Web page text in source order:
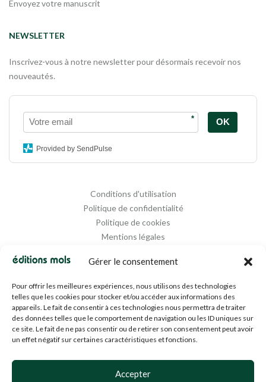
Gérer le consentement
Pour offrir les meilleures expériences, nous utilisons des technologies
telles que les cookies pour stocker et/ou accéder aux informations des
appareils. Le fait de consentir à ces technologies nous permettra de traiter
des données telles que le comportement de navigation ou les ID uniques sur
ce site. Le fait de ne pas consentir ou de retirer son consentement peut avoir
un effet négatif sur certaines caractéristiques et fonctions.
Accepter
Envoyez votre manuscrit
NEWSLETTER
Inscrivez-vous à notre newsletter pour désormais recevoir nos
nouveautés.
* OK
Provided by SendPulse
Conditions d'utilisation
Politique de confidentialité
Politique de cookies
Mentions légales
Agence Media 112